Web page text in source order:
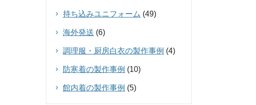
持ち込みユニフォーム (49)
海外発送 (6)
調理服・厨房白衣の製作事例 (4)
防寒着の製作事例 (10)
館内着の製作事例 (5)